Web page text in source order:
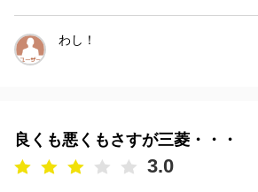
わし！
良くも悪くもさすが三菱・・・
3.0